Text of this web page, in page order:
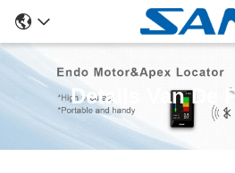
Details Van De